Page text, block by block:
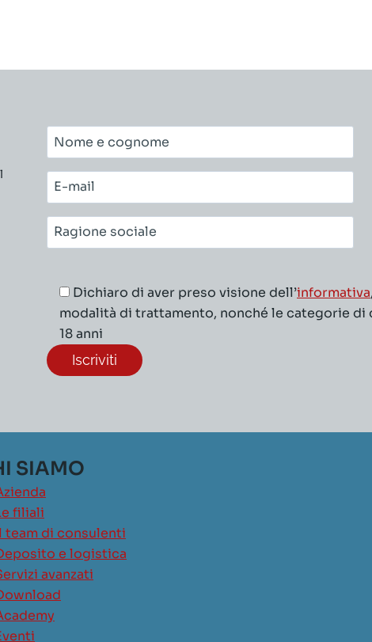
Nome
e
cognome*
E-
mail*
Ragione
sociale*
Dichiaro di aver preso visione dell’informativa
modalità di trattamento, nonché le categorie
18 anni
SIAMO
filiali
team di consulenti
e logistica
avanzati